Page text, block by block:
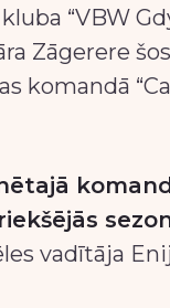
“VBW
Zāgerere
komandā
vadītāja